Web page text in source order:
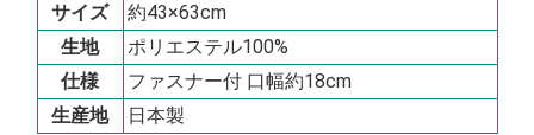
サイズ
約43×63cm
生地
ポリエステル100%
仕様
ファスナー付 口幅約18cm
生産地
日本製